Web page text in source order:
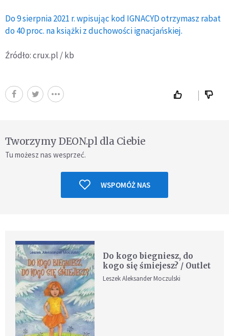
Do 9 sierpnia 2021 r. wpisując kod IGNACYD otrzymasz rabat
do 40 proc. na książki z duchowości ignacjańskiej.
Źródło: crux.pl / kb
Tworzymy DEON.pl dla Ciebie
Tu możesz nas wesprzeć.
WSPOMÓŻ NAS
Do kogo biegniesz, do
kogo się śmiejesz? / Outlet
Leszek Aleksander Moczulski